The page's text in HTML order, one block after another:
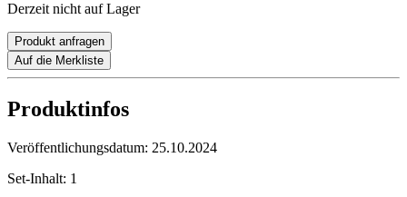
Derzeit nicht auf Lager
Produkt anfragen
Auf die Merkliste
Produktinfos
Veröffentlichungsdatum: 25.10.2024
Set-Inhalt: 1